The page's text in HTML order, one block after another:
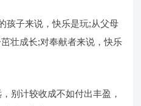
孩子来说，快乐是玩;从父母
壮成长;对奉献者来说，快乐
别计较收成不如付出丰盈，